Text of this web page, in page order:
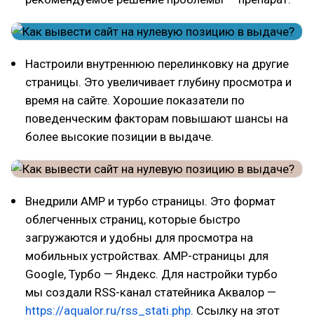
Настроили внутреннюю перелинковку на другие
страницы. Это увеличивает глубину просмотра и
время на сайте. Хорошие показатели по
поведенческим факторам повышают шансы на
более высокие позиции в выдаче.
Внедрили AMP и турбо страницы. Это формат
облегченных страниц, которые быстро
загружаются и удобны для просмотра на
мобильных устройствах. AMP-страницы для
Google, Турбо — Яндекс. Для настройки турбо
мы создали RSS-канал статейника Аквалор —
https://aqualor.ru/rss_stati.php. Ссылку на этот